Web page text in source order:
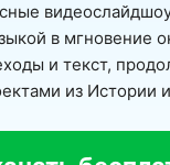
в мгновение
и текст,
из Истории